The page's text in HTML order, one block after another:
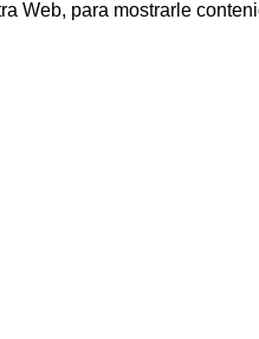
Web, para mostrarle